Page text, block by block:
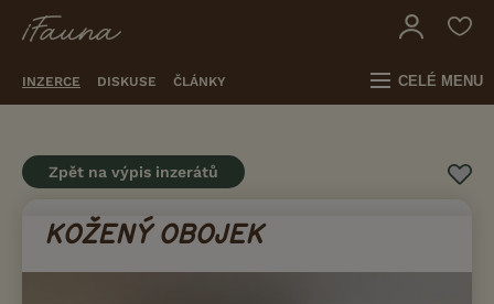
INZERCE DISKUSE ČLÁNKY CELÉ MENU
Zpět na výpis inzerátů
KOŽENÝ OBOJEK